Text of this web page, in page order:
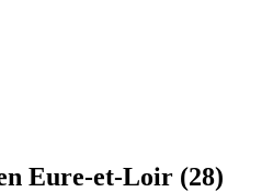
Eure-et-Loir (28)